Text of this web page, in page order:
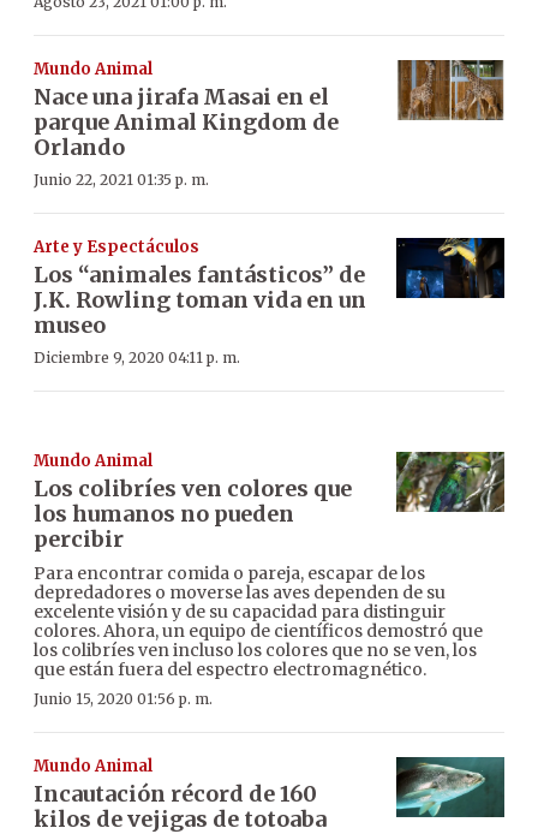
Mundo Animal
Nace una jirafa Masai en el
parque Animal Kingdom de
Orlando
Junio 22, 2021 01:35 p. m.
Arte y Espectáculos
Los “animales fantásticos” de
J.K. Rowling toman vida en un
museo
Diciembre 9, 2020 04:11 p. m.
Mundo Animal
Los colibríes ven colores que
los humanos no pueden
percibir
Para encontrar comida o pareja, escapar de los
depredadores o moverse las aves dependen de su
excelente visión y de su capacidad para distinguir
colores. Ahora, un equipo de científicos demostró que
los colibríes ven incluso los colores que no se ven, los
que están fuera del espectro electromagnético.
Junio 15, 2020 01:56 p. m.
Mundo Animal
Incautación récord de 160
kilos de vejigas de totoaba